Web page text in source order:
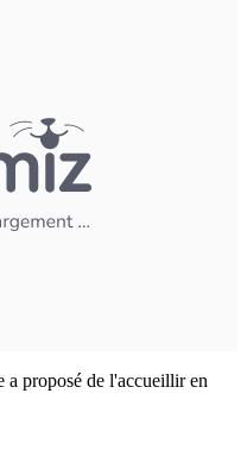
proposé de l'accueillir en